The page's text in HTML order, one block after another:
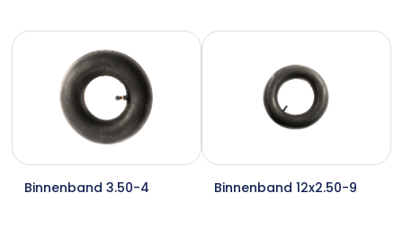
Binnenband 3.50-4 Binnenband 12x2.50-9